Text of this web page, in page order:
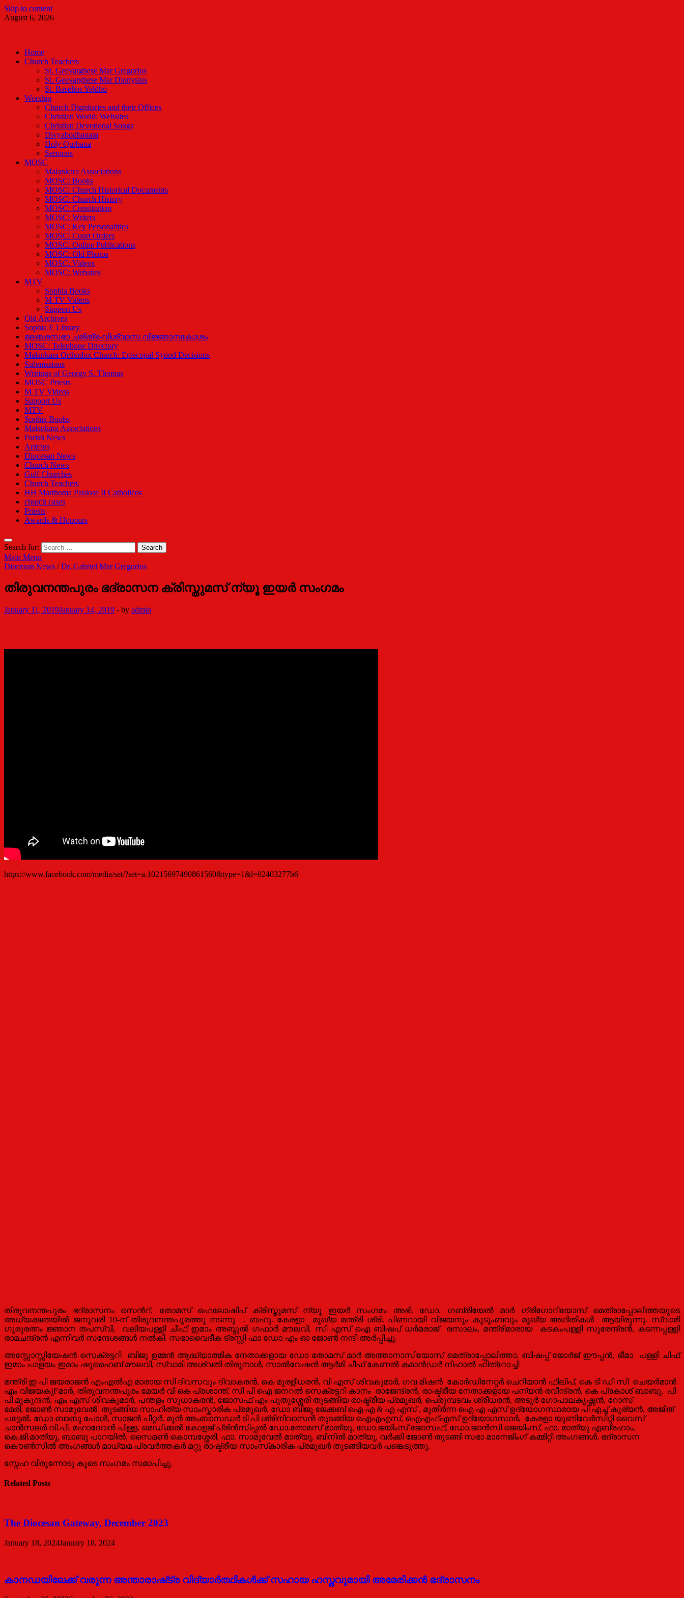
Skip to content
August 6, 2026
Home
Church Teachers
St. Geevarghese Mar Gregorios
St. Geevarghese Mar Dionysius
St. Baselios Yeldho
Worship
Church Dignitaries and their Offices
Christian World: Websites
Christian Devotional Songs
Divyabodhanam
Holy Qurbana
Sermons
MOSC
Malankara Associations
MOSC: Books
MOSC: Church Historical Documents
MOSC: Church History
MOSC: Constitution
MOSC: Writers
MOSC: Key Personalities
MOSC: Court Orders
MOSC: Online Publications
MOSC: Old Photos
MOSC: Videos
MOSC: Websites
MTV
Sophia Books
M TV Videos
Support Us
Old Archives
Sophia E Library
മലങ്കരസഭാ ചരിത്ര-വിശ്വാസ വിജ്ഞാനകോശം
MOSC: Telephone Directory
Malankara Orthodox Church: Episcopal Synod Decisions
Submissions
Writings of Georgy S. Thomas
MOSC Priests
M TV Videos
Support Us
MTV
Sophia Books
Malankara Associations
Parish News
Articles
Diocesan News
Church News
Gulf Churches
Church Teachers
HH Marthoma Paulose II Catholicos
church cases
Priests
Awards & Honours
Search for:
Main Menu
Diocesan News /Dr. Gabriel Mar Gregorios
തിരുവനന്തപുരം ഭദ്രാസന ക്രിസ്തുമസ് ന്യൂ ഇയർ സംഗമം
January 11, 2019January 14, 2019 - by admin
https://www.facebook.com/media/set/?set=a.10215697490861560&type=1&l=02403277b6
തിരുവനന്തപുരം ഭദ്രാസനം സെൻറ്. തോമസ് ഫെലോഷിപ് ക്രിസ്തുമസ് ന്യൂ ഇയർ സംഗമം അഭി. ഡോ. ഗബ്രിയേൽ മാർ ഗ്രിഗോറിയോസ് മെത്രാപ്പോലീത്തയുടെ
അധ്യക്ഷതയിൽ ജനുവരി 10-ന് തിരുവനന്തപുരത്തു നടന്നു . ബഹു. കേരളാ മുഖ്യ മന്ത്രി ശ്രി. പിണറായി വിജയനും കുടുംബവും മുഖ്യ അഥിതികൾ ആയിരുന്നു. സ്വാമി
ഗുരുരത്നം ജ്ഞാന തപസ്‌വി, വലിയപള്ളി ചീഫ് ഇമാം അബ്ദുൽ ഗഫാർ മൗലവി, സി എസ് ഐ ബിഷപ് ധർമരാജ് രസാലം, മന്ത്രിമാരായ കടകംപള്ളി സുരേന്ദ്രൻ, കടന്നപ്പള്ളി
രാമചന്ദ്രൻ എന്നിവർ സന്ദേശങ്ങൾ നൽകി. സഭാവൈദീക ട്രസ്റ്റി ഫാ ഡോ എം ഓ ജോൺ നന്ദി അർപ്പിച്ചു.
അസ്സോസ്സിയേഷന്‍ സെക്രട്ടറി ബിജു ഉമ്മൻ ആദ്ധ്യാത്മിക നേതാക്കളായ ഡോ തോമസ് മാർ അത്താനാസിയോസ് മെത്രാപ്പോലിത്താ, ബിഷപ്പ് ജോർജ് ഈപ്പൻ, ഭീമാ പള്ളി ചിഫ്
ഇമാം പാളയം ഇമാം ഷുഹൈബ് മൗലവി, സ്വാമി അശ്വതി തിരുനാൾ, സാൽവേഷൻ ആർമി ചീഫ് കേണൽ കമാൻഡർ നിഹാൽ ഹിത്‌റോച്ചി
മന്ത്രി ഇ പി ജയരാജൻ എംഎൽഎ മാരായ സി ദിവസവും ദിവാകരൻ, കെ മുരളീധരൻ, വി എസ് ശിവകുമാർ, ഗവ മിഷൻ കോർഡിനേറ്റർ ചെറിയാൻ ഫിലിപ്, കെ ടി ഡി സി ചെയർമാൻ
എം വിജയകുFമാർ, തിരുവനന്തപുരം മേയർ വി കെ പ്രശാന്ത്, സി പി ഐ ജനറൽ സെക്രട്ടറി കാനം ‌ രാജേന്ദ്രൻ, രാഷ്ട്രീയ നേതാക്കളായ പന്യൻ രവീന്ദ്രൻ, കെ പ്രകാശ് ബാബു, പി
പി മുകുന്ദൻ, എം എസ് ശിവകുമാർ, പന്തളം സുധാകരൻ, ജോസഫ് എം പുതുശ്ശേരി തുടങ്ങിയ രാഷ്ട്രീയ പ്രമുഖര്‍, പെരുമ്പടവം ശ്രീധരൻ, അടൂർ ഗോപാലകൃഷ്ണൻ, റോസ്
മേരി, ജോൺ സാമുവേൽ തുടങ്ങിയ സാഹിത്യ സാംസ്കാരിക പ്രമുഖര്‍, ഡോ ബിജു ജേക്കബ് ഐ എ & എ എസ് , മുതിർന്ന ഐ എ എസ് ഉദ്യോഗസ്ഥരായ പി എച്ച് കുര്യൻ, അജിത്
പട്ടേൽ, ഡോ ബാബു പോൾ, സാജൻ പീറ്റർ. മുന്‍ അംബാസഡര്‍ ടി പി ശ്രിനിവാസന്‍ തുടങ്ങിയ ഐഎഎസ്, ഐഎഫ്എസ് ഉദ്യോഗസ്ഥര്‍, കേരളാ യുണിവേര്‍സിറ്റി വൈസ്
ചാന്‍സലര്‍ വി.പി. മഹാദേവന്‍ പിള്ള, മെഡിക്കല്‍ കോളജ് പ്രിന്‍സിപ്പല്‍ ഡോ.തോമസ്‌ മാത്യു, ഡോ.ജയിംസ് ജോസഫ്, ഡോ.ജാന്‍സി ജെയിംസ്, ഫാ. മാത്യു എബ്രഹാം,
കെ.ജി.മാത്യു, ബാബു പാറയില്‍, സൈമണ്‍ കൊമ്പശ്ശേരി, ഫാ. സാമുവേല്‍ മാത്യു, ബിനില്‍ മാത്യു, വര്‍ക്കി ജോണ്‍ തുടങ്ങി സഭാ മാനേജിംഗ് കമ്മിറ്റി അംഗങ്ങള്‍, ഭദ്രാസന
കൌണ്‍സില്‍ അംഗങ്ങള്‍ മാധ്യമ പ്രവര്‍ത്തകര്‍ മറ്റു രാഷ്ട്രീയ സാംസ്‌കാരിക പ്രമുഖര്‍ തുടങ്ങിയവര്‍ പങ്കെടുത്തു.
സ്നേഹ വിരുന്നോടു കൂടെ സംഗമം സമാപിച്ചു.
Related Posts
The Diocesan Gateway, December 2023
January 18, 2024January 18, 2024
കാനഡയിലേക്ക് വരുന്ന അന്താരാഷ്‌ട്ര വിദ്യാർത്ഥികൾക്ക് സഹായ ഹസ്തവുമായി അമേരിക്കൻ ഭദ്രാസനം